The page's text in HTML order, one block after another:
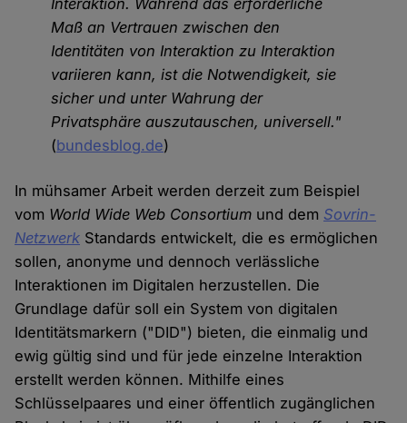
Interaktion. Während das erforderliche
Maß an Vertrauen zwischen den
Identitäten von Interaktion zu Interaktion
variieren kann, ist die Notwendigkeit, sie
sicher und unter Wahrung der
Privatsphäre auszutauschen, universell."
(bundesblog.de)
In mühsamer Arbeit werden derzeit zum Beispiel
vom World Wide Web Consortium und dem Sovrin-
Netzwerk Standards entwickelt, die es ermöglichen
sollen, anonyme und dennoch verlässliche
Interaktionen im Digitalen herzustellen. Die
Grundlage dafür soll ein System von digitalen
Identitätsmarkern ("DID") bieten, die einmalig und
ewig gültig sind und für jede einzelne Interaktion
erstellt werden können. Mithilfe eines
Schlüsselpaares und einer öffentlich zugänglichen